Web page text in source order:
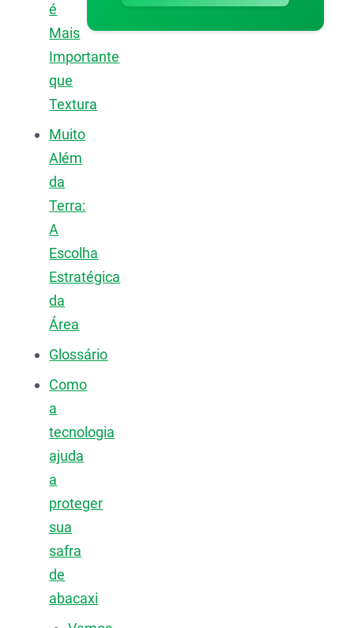
é
Mais
Importante
que
Textura
Muito
Além
da
Terra:
A
Escolha
Estratégica
da
Área
Glossário
Como
a
tecnologia
ajuda
a
proteger
sua
safra
de
abacaxi